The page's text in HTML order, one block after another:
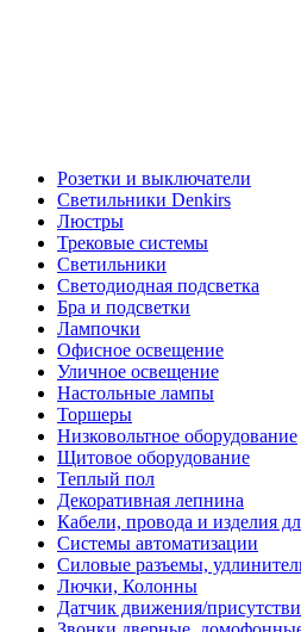
Розетки и выключатели
Светильники Denkirs
Люстры
Трековые системы
Светильники
Светодиодная подсветка
Бра и подсветки
Лампочки
Офисное освещение
Уличное освещение
Настольные лампы
Торшеры
Низковольтное оборудование
Щитовое оборудование
Теплый пол
Декоративная лепнина
Кабели, провода и изделия
Системы автоматизации
Силовые разъемы,
Лючки, Колонны
Датчик движения/